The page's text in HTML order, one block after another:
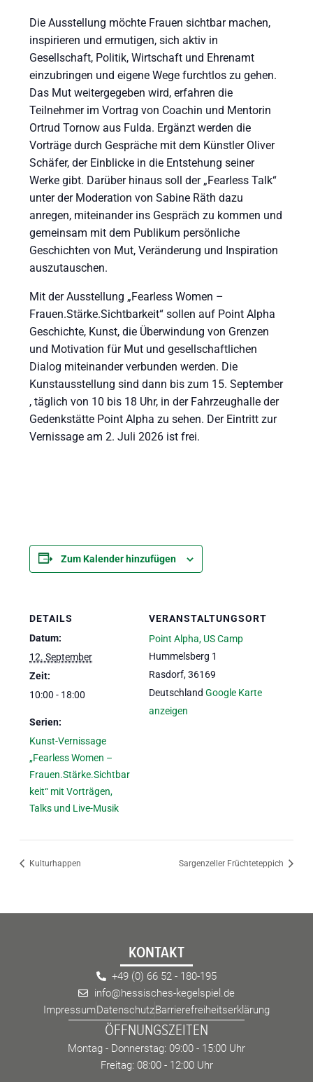
Die Ausstellung möchte Frauen sichtbar machen,
inspirieren und ermutigen, sich aktiv in
Gesellschaft, Politik, Wirtschaft und Ehrenamt
einzubringen und eigene Wege furchtlos zu gehen.
Das Mut weitergegeben wird, erfahren die
Teilnehmer im Vortrag von Coachin und Mentorin
Ortrud Tornow aus Fulda. Ergänzt werden die
Vorträge durch Gespräche mit dem Künstler Oliver
Schäfer, der Einblicke in die Entstehung seiner
Werke gibt. Darüber hinaus soll der „Fearless Talk“
unter der Moderation von Sabine Räth dazu
anregen, miteinander ins Gespräch zu kommen und
gemeinsam mit dem Publikum persönliche
Geschichten von Mut, Veränderung und Inspiration
auszutauschen.
Mit der Ausstellung „Fearless Women –
Frauen.Stärke.Sichtbarkeit“ sollen auf Point Alpha
Geschichte, Kunst, die Überwindung von Grenzen
und Motivation für Mut und gesellschaftlichen
Dialog miteinander verbunden werden. Die
Kunstausstellung sind dann bis zum 15. September
, täglich von 10 bis 18 Uhr, in der Fahrzeughalle der
Gedenkstätte Point Alpha zu sehen. Der Eintritt zur
Vernissage am 2. Juli 2026 ist frei.
Zum Kalender hinzufügen
DETAILS
Datum:
12. September
Zeit:
10:00 - 18:00
Serien:
Kunst-Vernissage
„Fearless Women –
Frauen.Stärke.Sichtbar
keit“ mit Vorträgen,
Talks und Live-Musik
VERANSTALTUNGSORT
Point Alpha, US Camp
Hummelsberg 1
Rasdorf, 36169
Deutschland Google Karte
anzeigen
Kulturhappen Sargenzeller Früchteteppich
KONTAKT
+49 (0) 66 52 - 180-195
info@hessisches-kegelspiel.de
ImpressumDatenschutzBarrierefreiheitserklärung
ÖFFNUNGSZEITEN
Montag - Donnerstag: 09:00 - 15:00 Uhr
Freitag: 08:00 - 12:00 Uhr